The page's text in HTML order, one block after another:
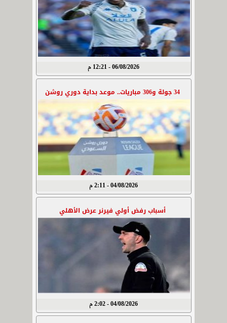
06/08/2026 - 12:21 م
34 جولة و306 مباريات.. موعد بداية دوري روشن
04/08/2026 - 2:11 م
أسباب رفض أولي فيرنر عرض الأهلي
04/08/2026 - 2:02 م